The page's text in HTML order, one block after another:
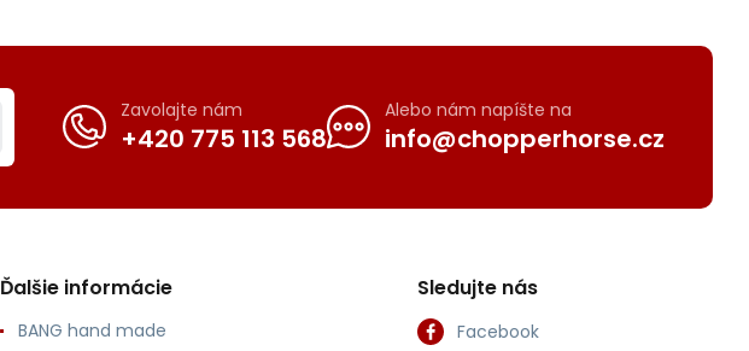
Zavolajte nám
+420 775 113 568
Alebo nám napíšte na
info@chopperhorse.cz
Ďalšie informácie
BANG hand made
Sledujte nás
Facebook